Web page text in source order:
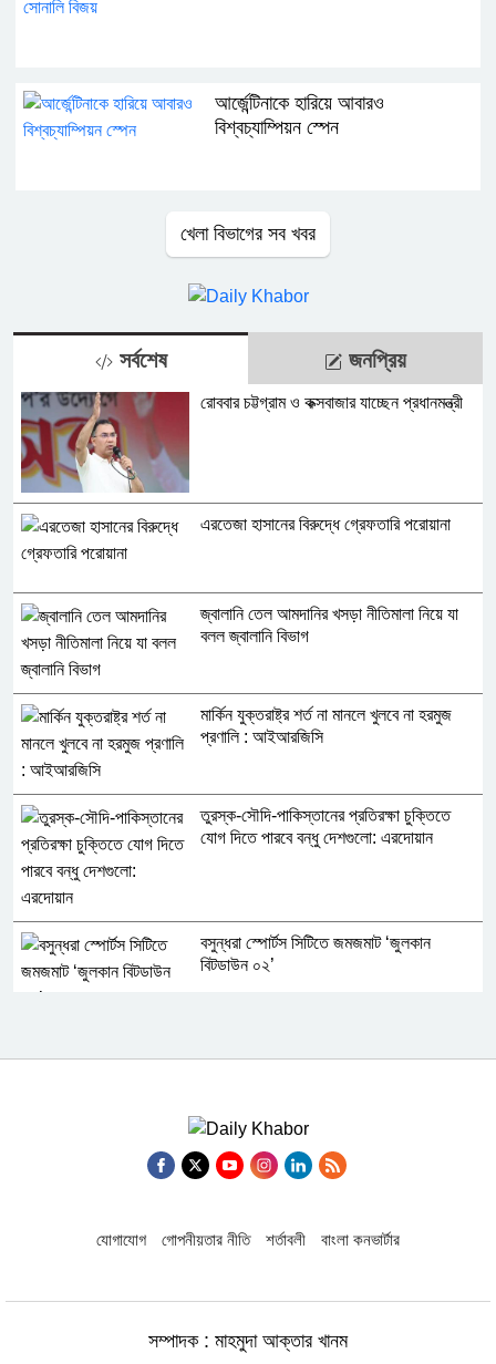
আর্জেন্টিনাকে হারিয়ে আবারও
বিশ্বচ্যাম্পিয়ন স্পেন
খেলা বিভাগের সব খবর
সর্বশেষ জনপ্রিয়
রোববার চট্টগ্রাম ও কক্সবাজার যাচ্ছেন প্রধানমন্ত্রী
এরতেজা হাসানের বিরুদ্ধে গ্রেফতারি পরোয়ানা
জ্বালানি তেল আমদানির খসড়া নীতিমালা নিয়ে যা
বলল জ্বালানি বিভাগ
মার্কিন যুক্তরাষ্ট্র শর্ত না মানলে খুলবে না হরমুজ
প্রণালি : আইআরজিসি
তুরস্ক-সৌদি-পাকিস্তানের প্রতিরক্ষা চুক্তিতে
যোগ দিতে পারবে বন্ধু দেশগুলো: এরদোয়ান
বসুন্ধরা স্পোর্টস সিটিতে জমজমাট ‘জুলকান
বিটডাউন ০২’
আন্দোলনের ফসল : স্বরাষ্ট্রমন্ত্রী
২৪ ঘণ্টায় হাম ও উপসর্গে ৪ জনের মৃত্যু
এতিমদের জন্য ভালোবাসার হাত বাড়িয়ে দিলেন
জুলাই জাদুঘর থেকে ফেলানী-মোদিবিরোধী
আন্দোলনের ছবি সরানো নিয়ে প্রশ্ন নাহিদের
যোগাযোগ গোপনীয়তার নীতি শর্তাবলী বাংলা কনভার্টার
সম্পাদক : মাহমুদা আক্তার খানম